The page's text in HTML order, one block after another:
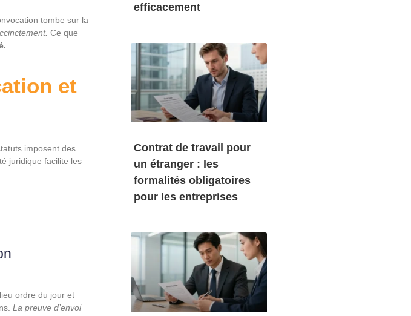
tombe sur la
Ce que
et
imposent des
juridique facilite les
ordre du jour et
La preuve d’envoi
efficacement
Contrat de travail pour
un étranger : les
formalités obligatoires
pour les entreprises